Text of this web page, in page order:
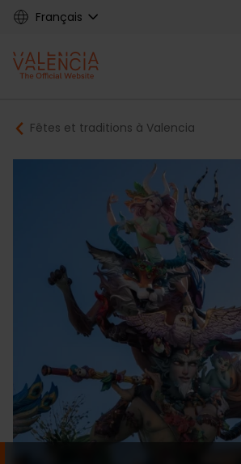
Skip
content
Français
Main
navigation
Breadcrumb
Fêtes et traditions à Valencia